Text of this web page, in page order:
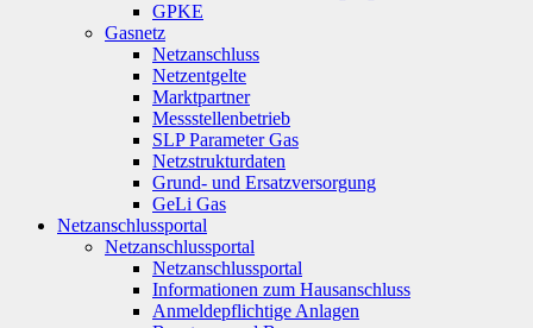
GPKE
Gasnetz
Netzanschluss
Netzentgelte
Marktpartner
Messstellenbetrieb
SLP Parameter Gas
Netzstrukturdaten
Grund- und Ersatzversorgung
GeLi Gas
Netzanschlussportal
Netzanschlussportal
Netzanschlussportal
Informationen zum Hausanschluss
Anmeldepflichtige Anlagen